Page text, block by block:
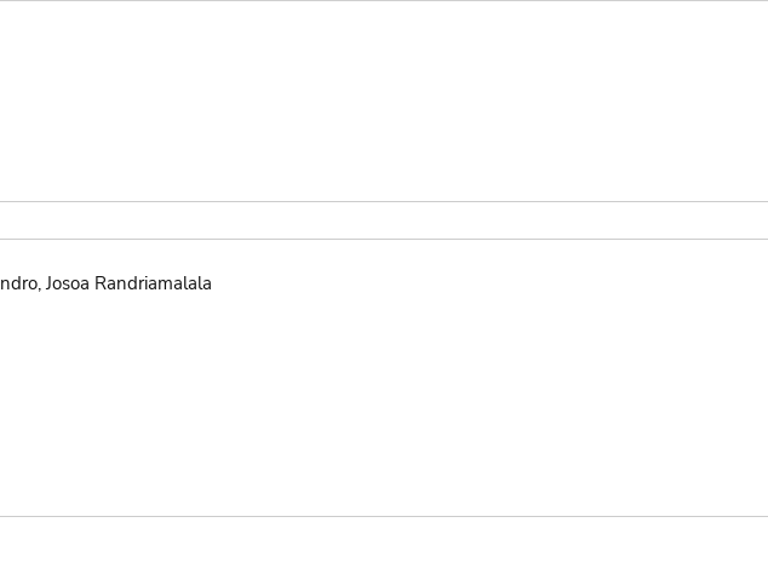
Josoa Randriamalala